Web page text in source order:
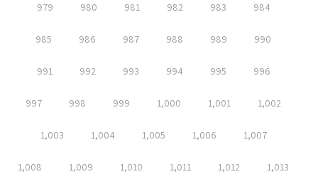
979 980 981 982 983 984
985 986 987 988 989 990
991 992 993 994 995 996
997 998 999 1,000 1,001 1,002
1,003 1,004 1,005 1,006 1,007
1,008 1,009 1,010 1,011 1,012 1,013